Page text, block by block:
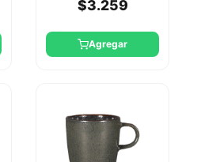
$3.259
Agregar